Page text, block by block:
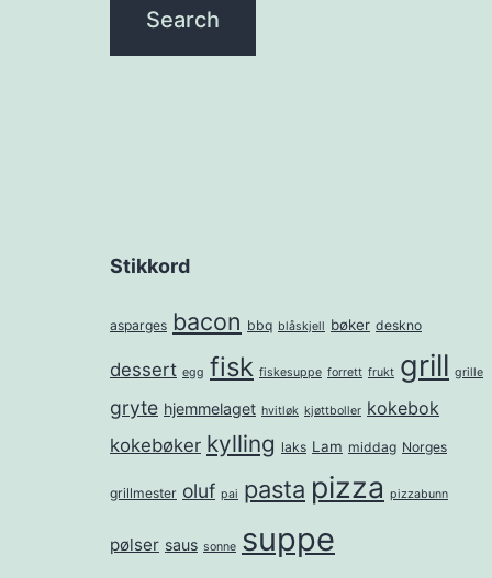
Stikkord
asparges bacon bbq blåskjell bøker deskno
dessert egg fisk fiskesuppe forrett frukt grill grille
gryte hjemmelaget hvitløk kjøttboller kokebok
kokebøker kylling laks Lam middag Norges
grillmester oluf pai pasta pizza pizzabunn
pølser saus sonne suppe